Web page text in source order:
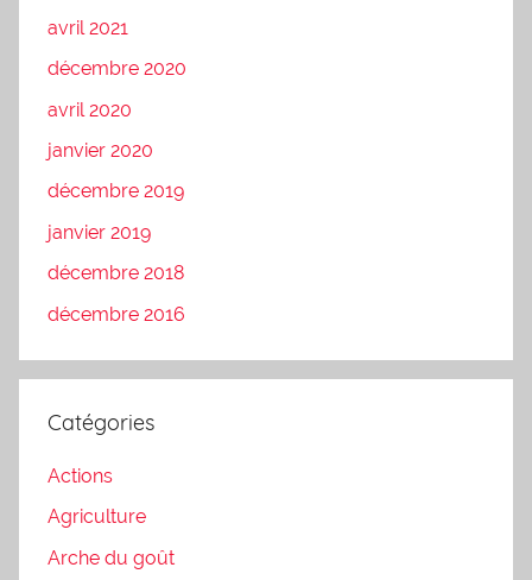
avril 2021
décembre 2020
avril 2020
janvier 2020
décembre 2019
janvier 2019
décembre 2018
décembre 2016
Catégories
Actions
Agriculture
Arche du goût